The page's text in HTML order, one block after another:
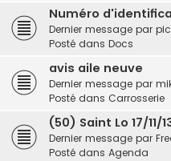
Numéro
Dernier message par
Posté dans Docs
avis aile neuve
Dernier message par
Posté dans Carrosserie
(50) Saint Lo 17/11/
Dernier message par
Posté dans Agenda